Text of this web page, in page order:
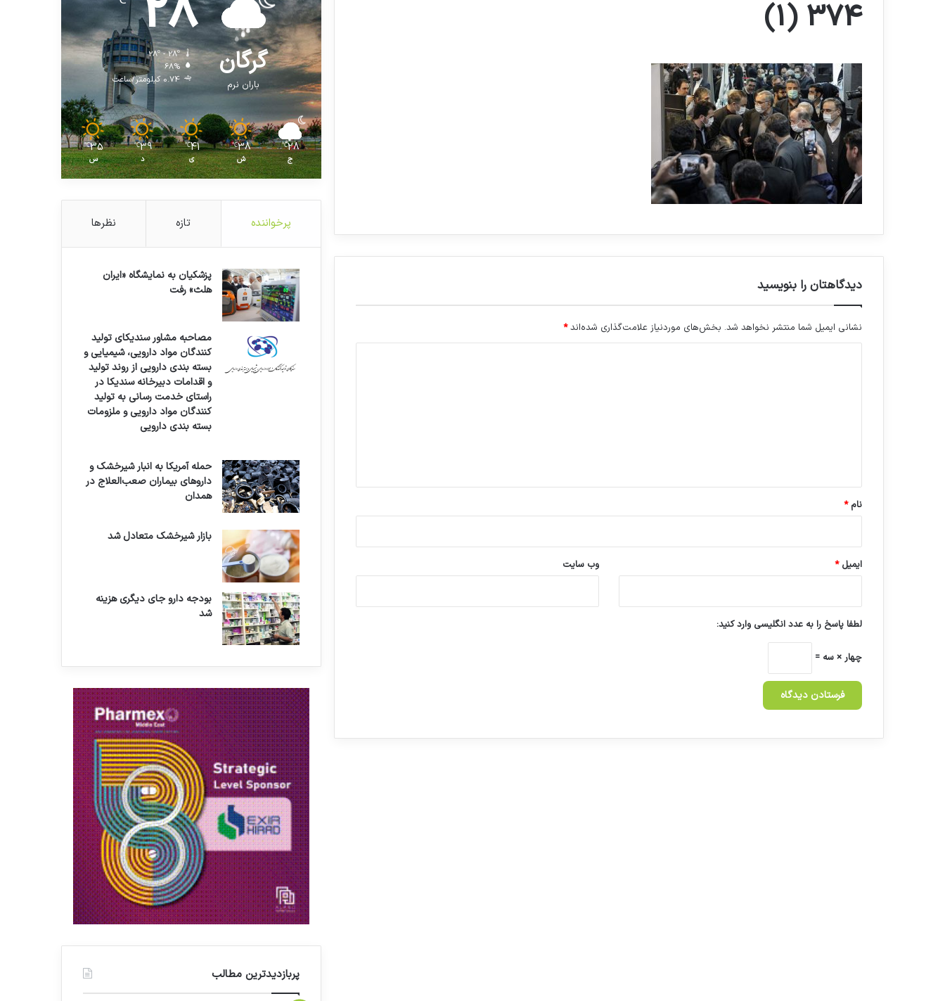
374 (1)
دیدگاهتان را بنویسید
نشانی ایمیل شما منتشر نخواهد شد. بخش‌های موردنیاز علامت‌گذاری شده‌اند*
نام*
ایمیل* وب‌ سایت
لطفا پاسخ را به عدد انگلیسی وارد کنید:
چهار × سه =
گرگان
باران نرم
28º - 28º
68%
0.74 کیلومتر/ساعت
28
℃
ج
38
℃
ش
41
℃
ی
39
℃
د
35
℃
س
پرخواننده تازه نظرها
پزشکیان به نمایشگاه «ایران
هلث» رفت
مصاحبه مشاور سندیکای تولید
کنندگان مواد دارویی، شیمیایی و
بسته بندی دارویی از روند تولید
و اقدامات دبیرخانه سندیکا در
راستای خدمت رسانی به تولید
کنندگان مواد دارویی و ملزومات
بسته بندی دارویی
حمله آمریکا به انبار شیرخشک و
داروهای بیماران صعب‌العلاج در
همدان
بازار شیرخشک متعادل شد
بودجه دارو جای دیگری هزینه
شد
پربازدیدترین مطالب